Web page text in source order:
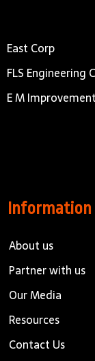
East Corp
FLS Engineering
E M
Information
About us
Partner with us
Our Media
Resources
Contact Us